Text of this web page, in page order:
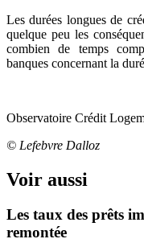
Les durées longues de
quelque peu les
combien de temps
banques concernant la
Observatoire Crédit
© Lefebvre Dalloz
Voir aussi
Les taux des prêts
remontée